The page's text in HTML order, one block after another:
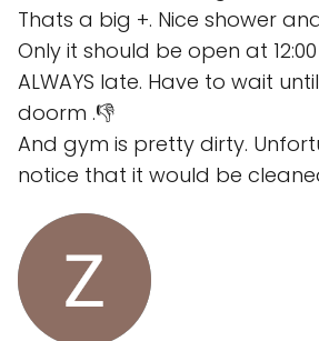
Thats a big +. Nice shower
Only it should be open at
ALWAYS late. Have to wait
doorm .👎
And gym is pretty dirty.
notice that it would be